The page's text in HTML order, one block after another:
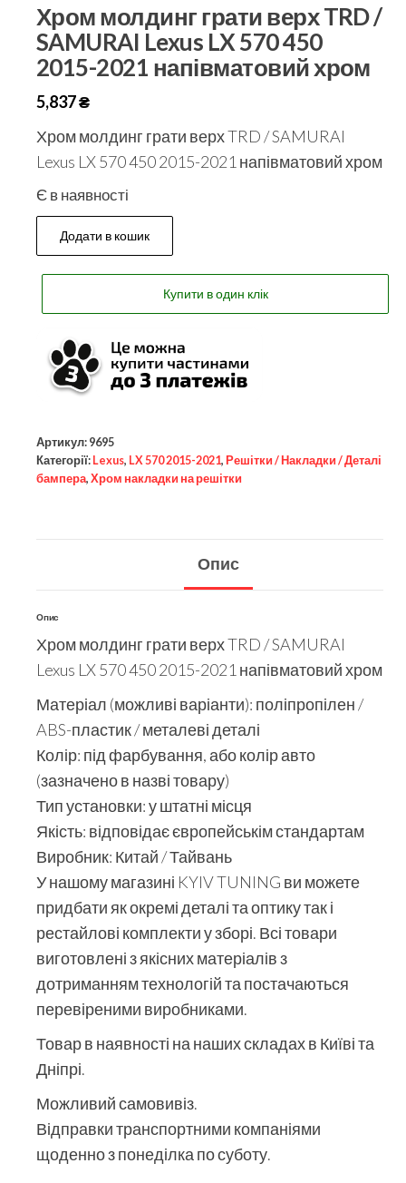
Хром молдинг грати верх TRD /
SAMURAI Lexus LX 570 450
2015-2021 напівматовий хром
5,837₴
Хром молдинг грати верх TRD / SAMURAI
Lexus LX 570 450 2015-2021 напівматовий хром
Є в наявності
Додати в кошик
Купити в один клік
Артикул: 9695
Категорії: Lexus, LX 570 2015-2021, Решітки / Накладки / Деталі
бампера, Хром накладки на решітки
Опис
Опис
Хром молдинг грати верх TRD / SAMURAI
Lexus LX 570 450 2015-2021 напівматовий хром
Матеріал (можливі варіанти): поліпропілен /
ABS-пластик / металеві деталі
Колір: під фарбування, або колір авто
(зазначено в назві товару)
Тип установки: у штатні місця
Якість: відповідає європейськім стандартам
Виробник: Китай / Тайвань
У нашому магазині KYIV TUNING ви можете
придбати як окремі деталі та оптику так і
рестайлові комплекти у зборі. Всі товари
виготовлені з якісних матеріалів з
дотриманням технологій та постачаються
перевіреними виробниками.
Товар в наявності на наших складах в Київі та
Дніпрі.
Можливий самовивіз.
Відправки транспортними компаніями
щоденно з понеділка по суботу.